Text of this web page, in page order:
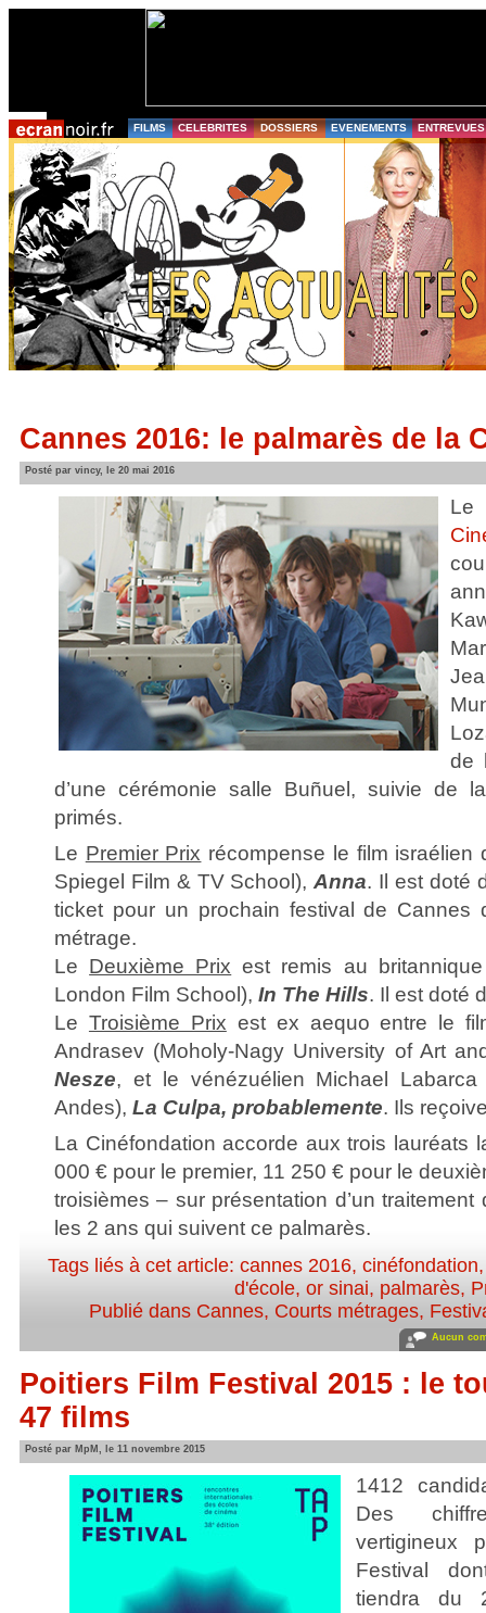
FILMS CELEBRITES DOSSIERS EVENEMENTS ENTREVUES
Cannes 2016: le palmarès de la
Posté par vincy, le 20 mai 2016
de
d’une cérémonie salle Buñuel, suivie de
primés.
Le Premier Prix récompense le film israélien
Spiegel Film & TV School),Anna. Il est doté
ticket pour un prochain festival de Cannes
métrage.
Le Deuxième Prix est remis au
London Film School), In The Hills. Il est doté
Le Troisième Prix est ex aequo entre le
Andrasev (Moholy-Nagy University of Art
Nesze, et le vénézuélien Michael
Andes), La Culpa, probablemente. Ils
La Cinéfondation accorde aux trois lauréats
000 € pour le premier, 11 250 € pour le
troisièmes – sur présentation d’un
les 2 ans qui suivent ce palmarès.
Tags liés à cet article: cannes 2016, cinéfondation
d'école, or sinai, palmarès,
Publié dans Cannes, Courts métrages,
Aucun
Poitiers Film Festival 2015 : le
47 films
Posté par MpM, le 11 novembre 2015
1412
Des
vertigineux
Festival
tiendra du